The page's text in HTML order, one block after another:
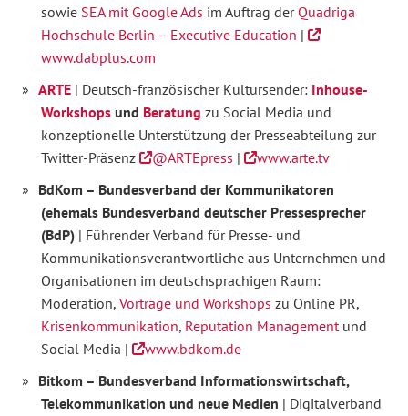
sowie SEA mit Google Ads im Auftrag der Quadriga
Hochschule Berlin – Executive Education |
www.dabplus.com
ARTE | Deutsch-französischer Kultursender: Inhouse-
Workshops und Beratung zu Social Media und
konzeptionelle Unterstützung der Presseabteilung zur
Twitter-Präsenz
@ARTEpress |
www.arte.tv
BdKom – Bundesverband der Kommunikatoren
(ehemals Bundesverband deutscher Pressesprecher
(BdP) | Führender Verband für Presse- und
Kommunikationsverantwortliche aus Unternehmen und
Organisationen im deutschsprachigen Raum:
Moderation, Vorträge und Workshops zu Online PR,
Krisenkommunikation, Reputation Managementund
Social Media |
www.bdkom.de
Bitkom – Bundesverband Informationswirtschaft,
Telekommunikation und neue Medien | Digitalverband